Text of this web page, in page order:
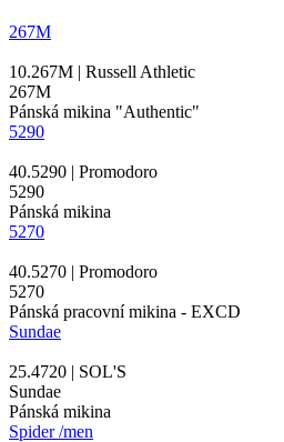
267M
10.267M | Russell Athletic
267M
Pánská mikina "Authentic"
5290
40.5290 | Promodoro
5290
Pánská mikina
5270
40.5270 | Promodoro
5270
Pánská pracovní mikina - EXCD
Sundae
25.4720 | SOL'S
Sundae
Pánská mikina
Spider /men